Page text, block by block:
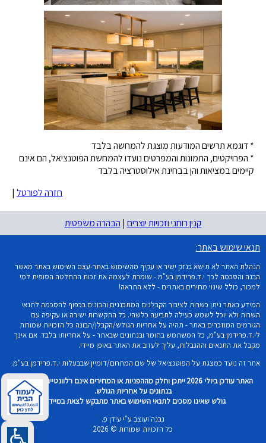
* דוגמא תרשים המודעות מוצגת להמחשה בלבד
* הפרויקטים, התמונות והמפרטים נועדו להמחשת הפוטנציאל, הם אינם
קיימים במציאות והן בבחינת אילוסטרציה בלבד
חזרה לפורטל |
קנין רוחני וזכויות יוצרים | הבהרה משפטית
תנאי שימוש באתר:
הנהלת האתר לא תישא בנזק ישיר או עקיף מהשימוש באתר-עצם השימוש באתר מאשר
הבנה והסכמה לכך י.ד.פרידמן בע"מ - שומרת לעצמה את זכות ההחלטה הסופית למי
למכור, כולל שינוי מחירים באתרים - ללא התראה!
המידע באתר ניתן כשרות לציבור הקבלנים המתכננים והבונים בכפוף להסכמה לתנאי
השרות ולא יוכל לשמש כעילה לתביעה כלשהי. כל התקשרות ישירה או עקיפה עם
הגורמים המוזכרים באתר - תהיה על אחריות הגולש/הקבלן/הבונה כל הזכויות שמורות
לי.ד.פרידמן בע"מ, כל המשתמש בחומר ובנתונים שבאתר - על אחריותו בלבד. אם אינך
מקבל את התנאים וההגבלות, עליך לעזוב את האתר באופן מיידי.
אתר זה נועד כמצגת על הפוטנציאל של שם המתחם/דומיין שבבעלות י.ד.פרידמן בע"מ.
האתר עודכן ביולי 2026 ייתכן וחלק מההפניות או המחירים אינם רלוונטיים וכל שימוש
בנתונים על אחריות הגולש.
גולש שאינו מסכים לתנאי השימוש באתר מתבקש לצאת במיידית!
נבנה ועוצב ע"י עידן פ.
כל הזכויות שמורות © 2026